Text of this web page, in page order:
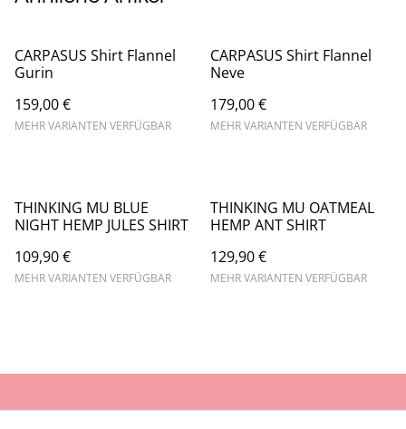
CARPASUS Shirt Flannel
Gurin
159,00 €
MEHR VARIANTEN VERFÜGBAR
CARPASUS Shirt Flannel
Neve
179,00 €
MEHR VARIANTEN VERFÜGBAR
THINKING MU BLUE
NIGHT HEMP JULES SHIRT
109,90 €
MEHR VARIANTEN VERFÜGBAR
THINKING MU OATMEAL
HEMP ANT SHIRT
129,90 €
MEHR VARIANTEN VERFÜGBAR